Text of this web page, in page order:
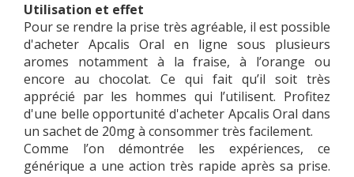
Utilisation et effet
Pour se rendre la prise très agréable, il est possible
d'acheter Apcalis Oral en ligne sous plusieurs
aromes notamment à la fraise, à l’orange ou
encore au chocolat. Ce qui fait qu’il soit très
apprécié par les hommes qui l’utilisent. Profitez
d'une belle opportunité d'acheter Apcalis Oral dans
un sachet de 20mg à consommer très facilement.
Comme l’on démontrée les expériences, ce
générique a une action très rapide après sa prise.